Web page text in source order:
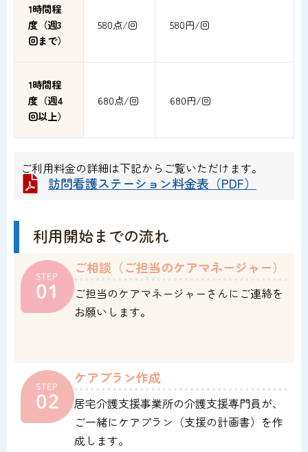
1時間程
度（週3
回まで）
580点/回 580円/回
1時間程
度（週4
回以上）
680点/回 680円/回
ご利用料金の詳細は下記からご覧いただけます。
訪問看護ステーション料金表（PDF）
利用開始までの流れ
ご相談（ご担当のケアマネージャー）
ご担当のケアマネージャーさんにご連絡を
お願いします。
ケアプラン作成
居宅介護支援事業所の介護支援専門員が、
ご一緒にケアプラン（支援の計画書）を作
成します。